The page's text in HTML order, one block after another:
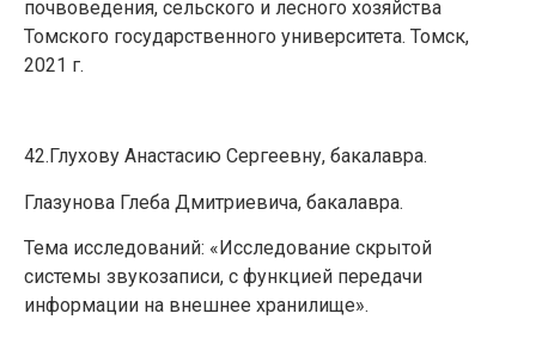
почвоведения, сельского и лесного хозяйства
Томского государственного университета. Томск,
2021 г.
42.Глухову Анастасию Сергеевну, бакалавра.
Глазунова Глеба Дмитриевича, бакалавра.
Тема исследований: «Исследование скрытой
системы звукозаписи, с функцией передачи
информации на внешнее хранилище».